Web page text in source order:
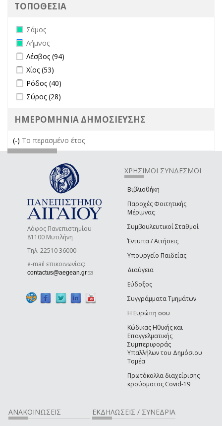
ΤΟΠΟΘΕΣΙΑ
Remove Σάμος filter
Σάμος
Remove Λήμνος filter
Λήμνος
Apply Λέσβος filter
Λέσβος (94)
Apply Χίος filter
Χίος (53)
Apply Ρόδος filter
Ρόδος (40)
Apply Σύρος filter
Σύρος (28)
ΗΜΕΡΟΜΗΝΙΑ ΔΗΜΟΣΙΕΥΣΗΣ
(-) Remove Το περασμένο έτος filter
Το περασμένο έτος
Λόφος Πανεπιστημίου
81100 Μυτιλήνη
Τηλ. 22510 36000
e-mail επικοινωνίας:
contactus@aegean.gr(link sends e-mail)
ΧΡΗΣΙΜΟΙ ΣΥΝΔΕΣΜΟΙ
Βιβλιοθήκη
Παροχές Φοιτητικής
Μέριμνας
Συμβουλευτικοί Σταθμοί
Έντυπα / Αιτήσεις
Υπουργείο Παιδείας
Διαύγεια
Εύδοξος
Συγγράμματα Τμημάτων
Η Ευρώπη σου
Κώδικας Ηθικής και
Επαγγελματικής
Συμπεριφοράς
Υπαλλήλων του Δημόσιου
Τομέα
Πρωτόκολλα διαχείρισης
κρούσματος Covid-19
ΑΝΑΚΟΙΝΩΣΕΙΣ ΕΚΔΗΛΩΣΕΙΣ / ΣΥΝΕΔΡΙΑ